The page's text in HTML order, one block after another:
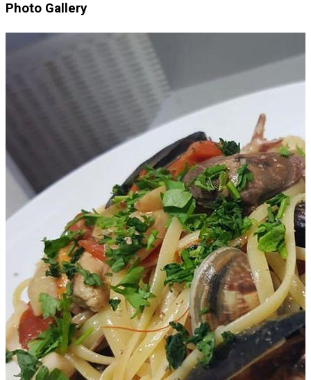
Photo Gallery